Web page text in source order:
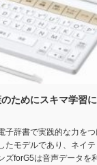
ためにスキマ学習
子辞書で実践的な力を
たモデルであり、ネイ
ズforG5は音声データを